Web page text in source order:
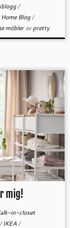
/
Blog/
möbleravpretty
mig!
in-closet
/IKEA/